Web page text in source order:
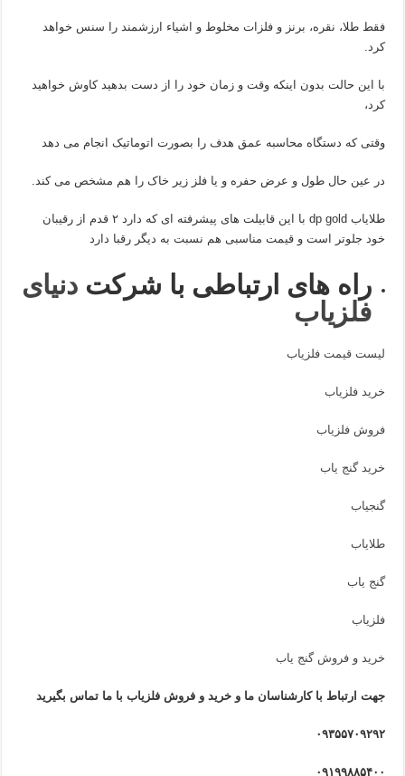
فقط طلا، نقره، برنز و فلزات مخلوط و اشیاء ارزشمند را سنس خواهد
کرد.
با این حالت بدون اینکه وقت و زمان خود را از دست بدهید کاوش خواهید
کرد،
وقتی که دستگاه محاسبه عمق هدف را بصورت اتوماتیک انجام می دهد
در عین حال طول و عرض حفره و یا فلز زیر خاک را هم مشخص می کند.
طلایاب dp gold با این قابیلت های پیشرفته ای که دارد ۲ قدم از رقیبان
خود جلوتر است و قیمت مناسبی هم نسبت به دیگر رقبا دارد
راه های ارتباطی با شرکت دنیای
فلزیاب
لیست قیمت فلزیاب
خرید فلزیاب
فروش فلزیاب
خرید گنج یاب
گنجیاب
طلایاب
گنج یاب
فلزیاب
خرید و فروش گنج یاب
جهت ارتباط با کارشناسان ما و خرید و فروش فلزیاب با ما تماس بگیرید
۰۹۳۵۵۷۰۹۲۹۲
۰۹۱۹۹۸۸۵۴۰۰